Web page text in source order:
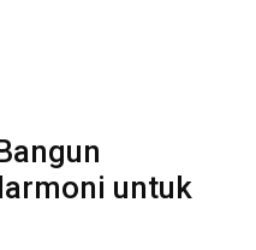
untuk